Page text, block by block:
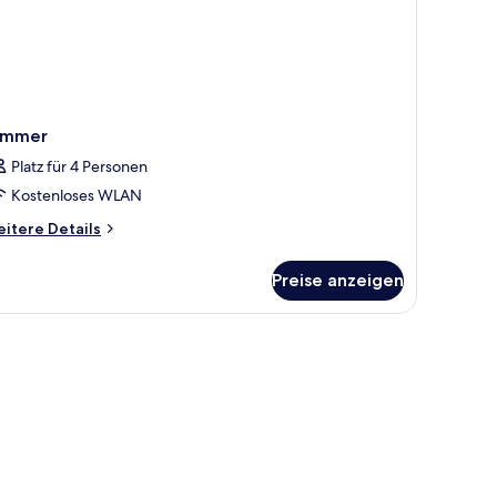
Platz für 4 Personen
Kostenloses WLAN
Details
Preise anzeigen